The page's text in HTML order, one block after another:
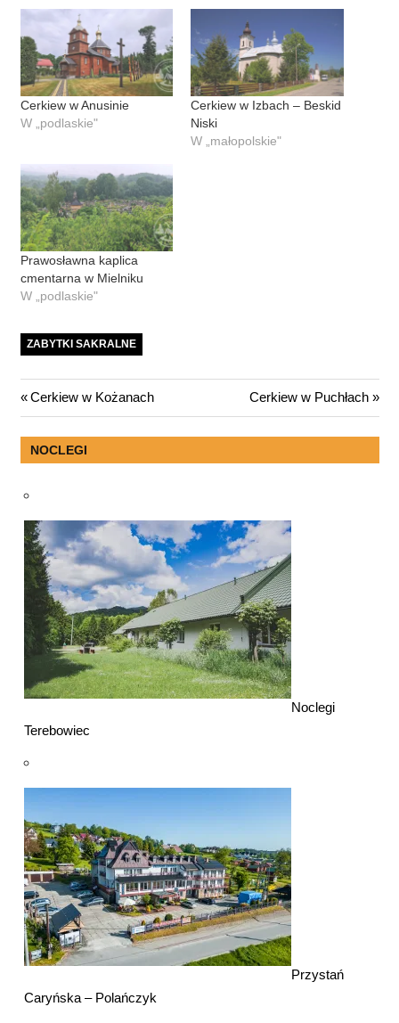
Cerkiew w Anusinie
W „podlaskie"
Cerkiew w Izbach – Beskid
Niski
W „małopolskie"
Prawosławna kaplica
cmentarna w Mielniku
W „podlaskie"
ZABYTKI SAKRALNE
Nawigacja
wpisu
Previous
Post:
Cerkiew w Kożanach
Next
Post:
Cerkiew w Puchłach
NOCLEGI
Noclegi
Terebowiec
Przystań
Caryńska – Polańczyk